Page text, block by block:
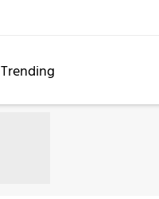
Trending